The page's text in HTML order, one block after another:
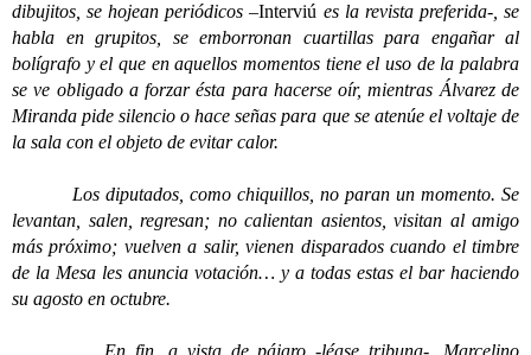
dibujitos, se hojean periódicos –Interviú es la revista preferida-, se
habla en grupitos, se emborronan cuartillas para engañar al
bolígrafo y el que en aquellos momentos tiene el uso de la palabra
se ve obligado a forzar ésta para hacerse oír, mientras Álvarez de
Miranda pide silencio o hace señas para que se atenúe el voltaje de
la sala con el objeto de evitar calor.
Los diputados, como chiquillos, no paran un momento. Se
levantan, salen, regresan; no calientan asientos, visitan al amigo
más próximo; vuelven a salir, vienen disparados cuando el timbre
de la Mesa les anuncia votación… y a todas estas el bar haciendo
su agosto en octubre.
En fin, a vista de pájaro -léase tribuna-, Marcelino